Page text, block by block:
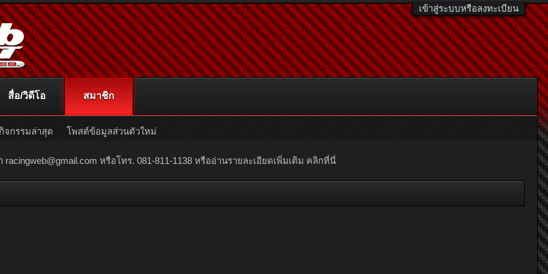
เข้าสู่ระบบหรือลงทะเบียน
racingweb@gmail.com หรือโทร. 081-811-1138 หรืออ่านรายละเอียดเพิ่มเติม คลิกที่นี่
สื่อ/วิดีโอ สมาชิก
จกรรมล่าสุด โพสต์ข้อมูลส่วนตัวใหม่